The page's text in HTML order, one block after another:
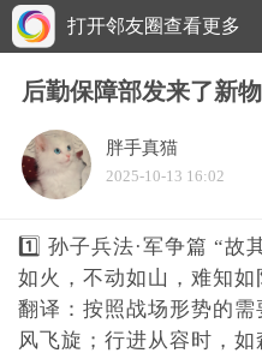
打开邻友圈查看更多
后勤保障部发来了新
胖手真猫
2025-10-13 16:02
1️⃣ 孙子兵法·军争篇 “故
如火，不动如山，难知如
翻译：按照战场形势的
风飞旋；行进从容时，